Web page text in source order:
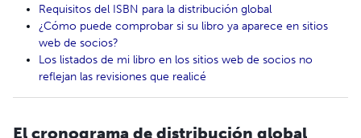
Requisitos del ISBN para la distribución global
¿Cómo puede comprobar si su libro ya aparece en sitios
web de socios?
Los listados de mi libro en los sitios web de socios no
reflejan las revisiones que realicé
El cronograma de distribución global